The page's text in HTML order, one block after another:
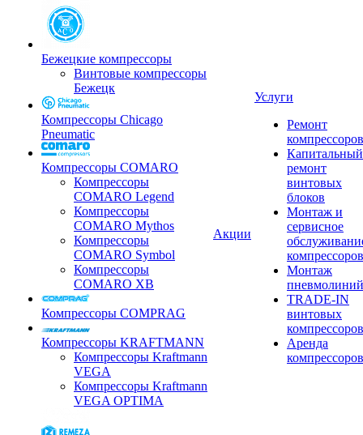
Бежецкие компрессоры
Винтовые компрессоры
Бежецк
Компрессоры Chicago
Pneumatic
Компрессоры COMARO
Компрессоры
COMARO Legend
Компрессоры
COMARO Mythos
Компрессоры
COMARO Symbol
Компрессоры
COMARO XB
Компрессоры COMPRAG
Компрессоры KRAFTMANN
Компрессоры Kraftmann
VEGA
Компрессоры Kraftmann
VEGA OPTIMA
Акции
Услуги
Ремонт
компрессоров
Капитальный
ремонт
винтовых
блоков
Монтаж и
сервисное
компрессоров
Монтаж
пневмолиний
TRADE-IN
винтовых
компрессоров
Аренда
компрессоров